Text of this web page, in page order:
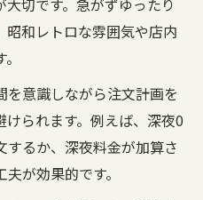
昭和レトロな雰囲気や店内
を意識しながら注文計画を
られます。例えば、深夜0
るか、深夜料金が加算さ
が効果的です。